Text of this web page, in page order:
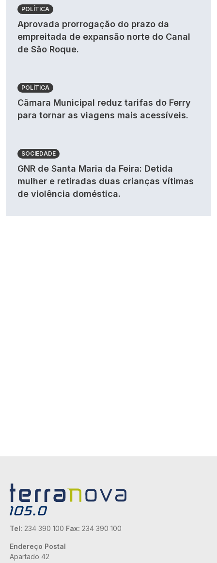
POLÍTICA
Aprovada prorrogação do prazo da
empreitada de expansão norte do Canal
de São Roque.
POLÍTICA
Câmara Municipal reduz tarifas do Ferry
para tornar as viagens mais acessíveis.
SOCIEDADE
GNR de Santa Maria da Feira: Detida
mulher e retiradas duas crianças vítimas
de violência doméstica.
Tel: 234 390 100 Fax: 234 390 100
Endereço Postal
Apartado 42